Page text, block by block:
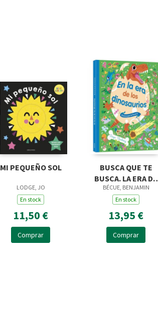
MI PEQUEÑO SOL
LODGE, JO
En stock
11,50 €
Comprar
BUSCA QUE TE
BUSCA. LA ERA DE
LOS DINOSAURIOS
BÉCUE, BENJAMIN
En stock
13,95 €
Comprar